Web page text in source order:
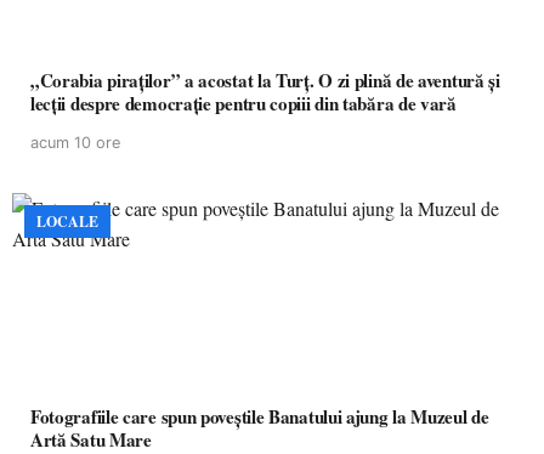
„Corabia piraților” a acostat la Turț. O zi plină de aventură și
lecții despre democrație pentru copiii din tabăra de vară
acum 10 ore
LOCALE
Fotografiile care spun poveștile Banatului ajung la Muzeul de
Artă Satu Mare